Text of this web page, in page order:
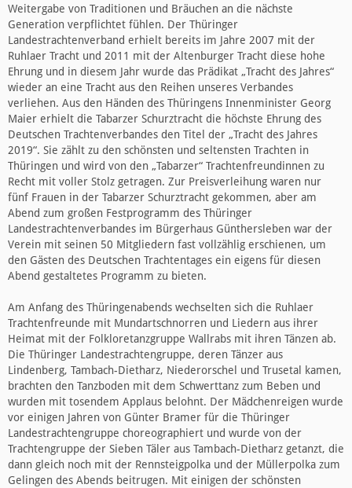
Weitergabe von Traditionen und Bräuchen an die nächste
Generation verpflichtet fühlen. Der Thüringer
Landestrachtenverband erhielt bereits im Jahre 2007 mit der
Ruhlaer Tracht und 2011 mit der Altenburger Tracht diese hohe
Ehrung und in diesem Jahr wurde das Prädikat „Tracht des Jahres“
wieder an eine Tracht aus den Reihen unseres Verbandes
verliehen. Aus den Händen des Thüringens Innenminister Georg
Maier erhielt die Tabarzer Schurztracht die höchste Ehrung des
Deutschen Trachtenverbandes den Titel der „Tracht des Jahres
2019“. Sie zählt zu den schönsten und seltensten Trachten in
Thüringen und wird von den „Tabarzer“ Trachtenfreundinnen zu
Recht mit voller Stolz getragen. Zur Preisverleihung waren nur
fünf Frauen in der Tabarzer Schurztracht gekommen, aber am
Abend zum großen Festprogramm des Thüringer
Landestrachtenverbandes im Bürgerhaus Günthersleben war der
Verein mit seinen 50 Mitgliedern fast vollzählig erschienen, um
den Gästen des Deutschen Trachtentages ein eigens für diesen
Abend gestaltetes Programm zu bieten.
Am Anfang des Thüringenabends wechselten sich die Ruhlaer
Trachtenfreunde mit Mundartschnorren und Liedern aus ihrer
Heimat mit der Folkloretanzgruppe Wallrabs mit ihren Tänzen ab.
Die Thüringer Landestrachtengruppe, deren Tänzer aus
Lindenberg, Tambach-Dietharz, Niederorschel und Trusetal kamen,
brachten den Tanzboden mit dem Schwerttanz zum Beben und
wurden mit tosendem Applaus belohnt. Der Mädchenreigen wurde
vor einigen Jahren von Günter Bramer für die Thüringer
Landestrachtengruppe choreographiert und wurde von der
Trachtengruppe der Sieben Täler aus Tambach-Dietharz getanzt, die
dann gleich noch mit der Rennsteigpolka und der Müllerpolka zum
Gelingen des Abends beitrugen. Mit einigen der schönsten